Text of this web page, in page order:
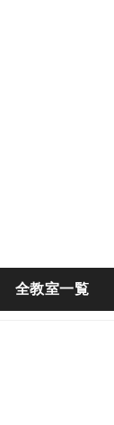
全教室一覧